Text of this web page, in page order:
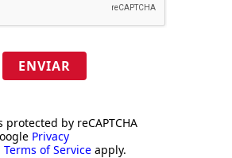
ENVIAR
protected by reCAPTCHA
Privacy
Terms of Service apply.